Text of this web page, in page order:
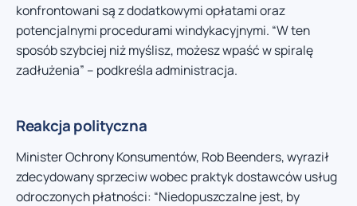
konfrontowani są z dodatkowymi opłatami oraz
potencjalnymi procedurami windykacyjnymi. “W ten
sposób szybciej niż myślisz, możesz wpaść w spiralę
zadłużenia” – podkreśla administracja.
Reakcja polityczna
Minister Ochrony Konsumentów, Rob Beenders, wyraził
zdecydowany sprzeciw wobec praktyk dostawców usług
odroczonych płatności: “Niedopuszczalne jest, by